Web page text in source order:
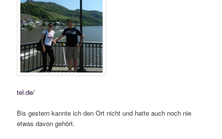
tel.de/
Bis gestern kannte ich den Ort nicht und hatte auch noch nie
etwas davon gehört.